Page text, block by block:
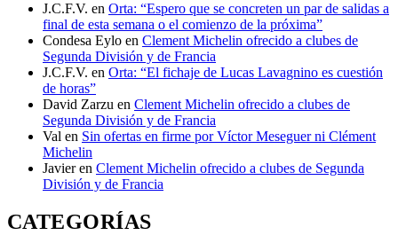
J.C.F.V. en Orta: “Espero que se concreten un par de salidas a
final de esta semana o el comienzo de la próxima”
Condesa Eylo en Clement Michelin ofrecido a clubes de
Segunda División y de Francia
J.C.F.V. en Orta: “El fichaje de Lucas Lavagnino es cuestión
de horas”
David Zarzu en Clement Michelin ofrecido a clubes de
Segunda División y de Francia
Val en Sin ofertas en firme por Víctor Meseguer ni Clément
Michelin
Javier en Clement Michelin ofrecido a clubes de Segunda
División y de Francia
CATEGORÍAS